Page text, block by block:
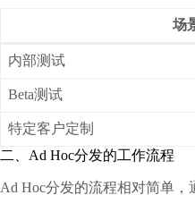
场
内部测试
Beta测试
特定客户定制
二、Ad Hoc分发的工作流程
Ad Hoc分发的流程相对简单，